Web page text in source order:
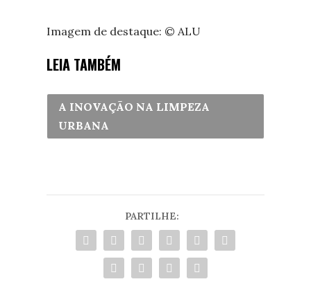
Imagem de destaque: © ALU
LEIA TAMBÉM
A INOVAÇÃO NA LIMPEZA
URBANA
PARTILHE: